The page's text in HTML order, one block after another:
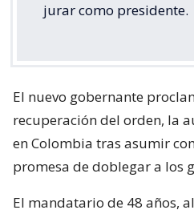
jurar como presidente.
El nuevo gobernante
recuperación del orden, la
en Colombia tras asumir
promesa de doblegar a los
El mandatario de 48 años,